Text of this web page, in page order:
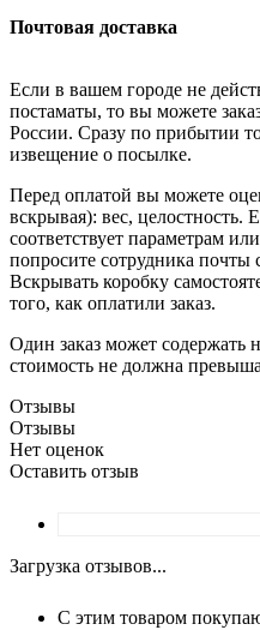
Почтовая доставка
Если в вашем городе не
постаматы, то вы можете
России. Сразу по прибытии
извещение о посылке.
Перед оплатой вы можете
вскрывая): вес, целостность.
соответствует параметрам
попросите сотрудника почты
Вскрывать коробку
того, как оплатили заказ.
Один заказ может содержать
стоимость не должна
Отзывы
Отзывы
Нет оценок
Оставить отзыв
Загрузка отзывов...
С этим товаром